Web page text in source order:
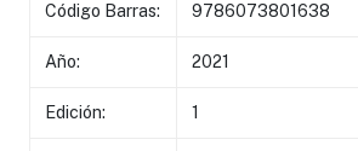
Código Barras: 9786073801638
Año: 2021
Edición: 1